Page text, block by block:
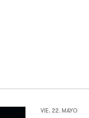
VIE. 22. MAYO